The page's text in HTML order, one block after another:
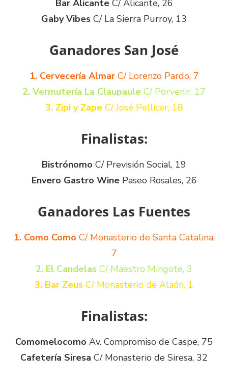
Bar AlicanteC/ Alicante, 26
Gaby Vibes C/ La Sierra Purroy, 13
Ganadores San José
1. Cervecería AlmarC/ Lorenzo Pardo, 7
2. Vermutería La Claupaule C/ Porvenir, 17
3. Zipi y ZapeC/ José Pellicer, 18
Finalistas:
Bistrónomo C/ Previsión Social, 19
Envero Gastro Wine Paseo Rosales, 26
Ganadores Las Fuentes
1. Como Como C/ Monasterio de Santa Catalina,
7
2. El Candelas C/ Maestro Mingote, 3
3. Bar Zeus C/ Monasterio de Alaón, 1
Finalistas:
Comomelocomo Av. Compromiso de Caspe, 75
Cafetería Siresa C/ Monasterio de Siresa, 32